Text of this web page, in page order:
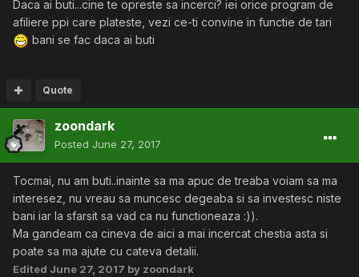
Daca ai buti...cine te opreste sa incerci? iei orice program de
afiliere ppi care plateste, vezi ce-ti convine in functie de tari
bani se fac daca ai buti
Quote
zoondark
Posted June 27, 2017
Tocmai, nu am buti..inainte sa ma apuc de treaba voiam sa ma
interesez, nu vreau sa muncesc degeaba si sa investesc niste
bani iar la sfarsit sa vad ca nu functioneaza :)).
Ma gandeam ca cineva de aici a mai incercat chestia asta si
poate sa ma ajute cu cateva detalii.
Edited June 27, 2017 by zoondark